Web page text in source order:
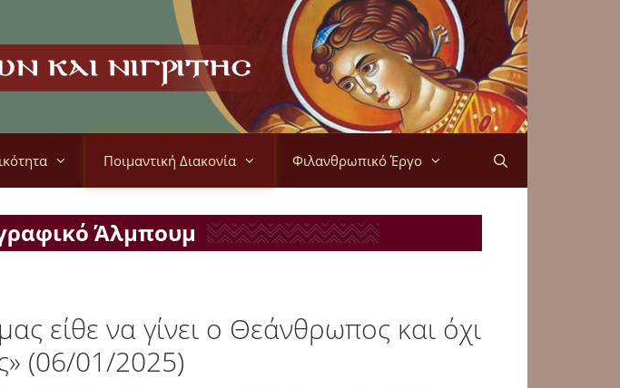
Ποιμαντική Διακονία Φιλανθρωπικό Έργο
Άλμπουμ
είθε να γίνει ο Θεάνθρωπος και όχι
(06/01/2025)